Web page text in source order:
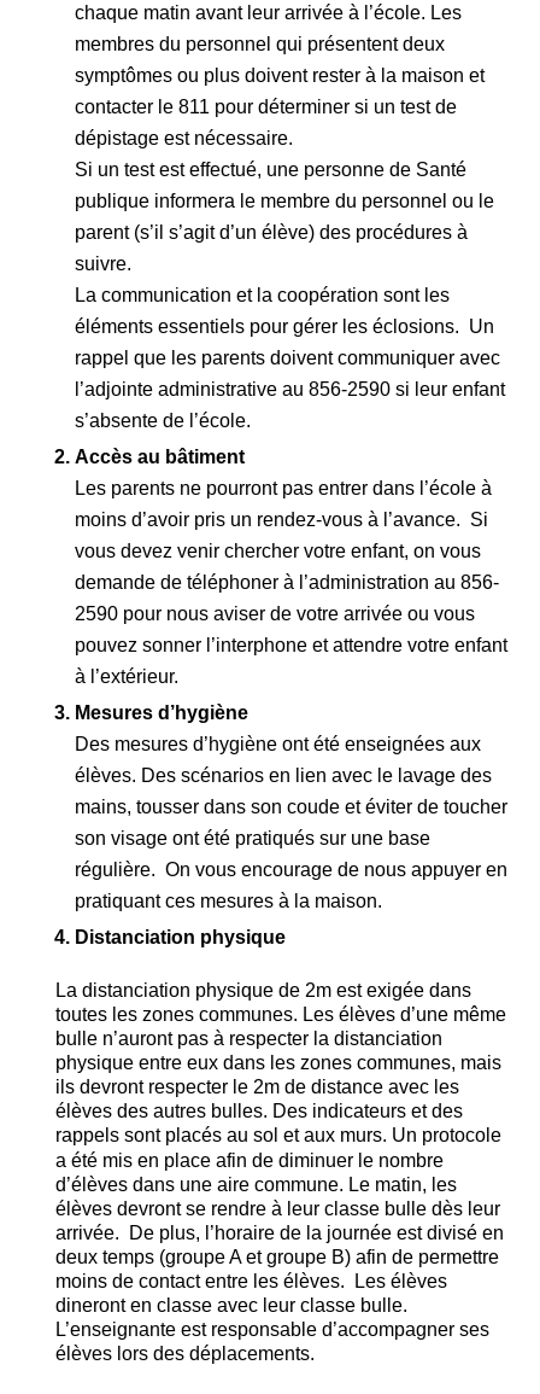
chaque matin avant leur arrivée à l’école. Les
membres du personnel qui présentent deux
symptômes ou plus doivent rester à la maison et
contacter le 811 pour déterminer si un test de
dépistage est nécessaire.
Si un test est effectué, une personne de Santé
publique informera le membre du personnel ou le
parent (s’il s’agit d’un élève) des procédures à
suivre.
La communication et la coopération sont les
éléments essentiels pour gérer les éclosions. Un
rappel que les parents doivent communiquer avec
l’adjointe administrative au 856-2590 si leur enfant
s’absente de l’école.
Accès au bâtiment
Les parents ne pourront pas entrer dans l’école à
moins d’avoir pris un rendez-vous à l’avance. Si
vous devez venir chercher votre enfant, on vous
demande de téléphoner à l’administration au 856-
2590 pour nous aviser de votre arrivée ou vous
pouvez sonner l’interphone et attendre votre enfant
à l’extérieur.
Mesures d’hygiène
Des mesures d’hygiène ont été enseignées aux
élèves. Des scénarios en lien avec le lavage des
mains, tousser dans son coude et éviter de toucher
son visage ont été pratiqués sur une base
régulière. On vous encourage de nous appuyer en
pratiquant ces mesures à la maison.
Distanciation physique
La distanciation physique de 2m est exigée dans
toutes les zones communes. Les élèves d’une même
bulle n’auront pas à respecter la distanciation
physique entre eux dans les zones communes, mais
ils devront respecter le 2m de distance avec les
élèves des autres bulles. Des indicateurs et des
rappels sont placés au sol et aux murs. Un protocole
a été mis en place afin de diminuer le nombre
d’élèves dans une aire commune. Le matin, les
élèves devront se rendre à leur classe bulle dès leur
arrivée.
De plus, l’horaire de la journée est divisé en
deux temps (groupe A et groupe B) afin de permettre
moins de contact entre les élèves.
Les élèves
dineront en classe avec leur classe bulle.
L’enseignante est responsable d’accompagner ses
élèves lors des déplacements.